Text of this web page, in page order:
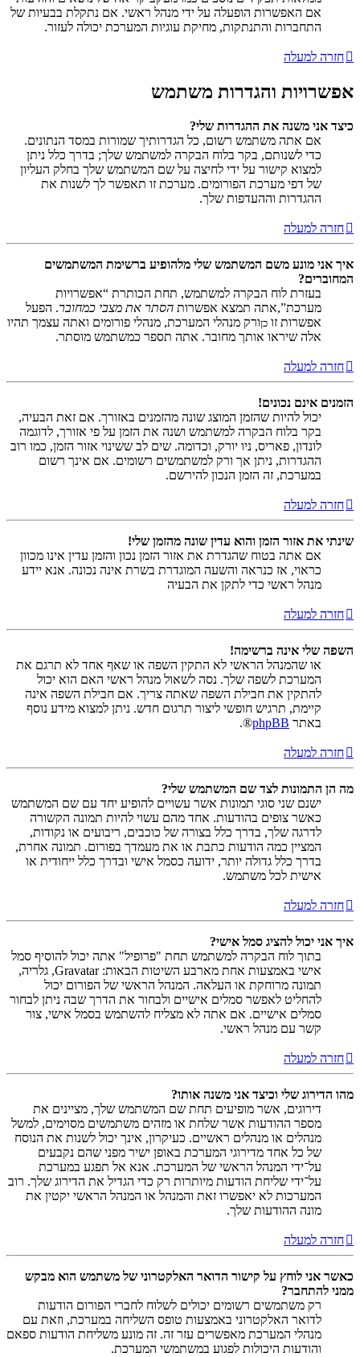
אם האפשרות הופעלה על ידי מנהל ראשי. אם נתקלת בבעיות של
התחברות והתנתקות, מחיקת עוגיות המערכת יכולה לעזור.
חזרה למעלה
אפשרויות והגדרות משתמש
כיצד אני משנה את ההגדרות שלי?
אם אתה משתמש רשום, כל הגדרותיך שמורות במסד הנתונים.
כדי לשנותם, בקר בלוח הבקרה למשתמש שלך; בדרך כלל ניתן
למצוא קישור על ידי לחיצה על שם המשתמש שלך בחלק העליון
של דפי מערכת הפורומים. מערכת זו תאפשר לך לשנות את
ההגדרות וההעדפות שלך.
חזרה למעלה
איך אני מונע משם המשתמש שלי מלהופיע ברשימת המשתמשים
המחוברים?
בעזרת לוח הבקרה למשתמש, תחת הכותרת “אפשרויות
מערכת”,אתה תמצא אפשרות הסתר את מצבי כמחובר. הפעל
אפשרות זו כןורק מנהלי המערכת, מנהלי פורומים ואתה עצמך תהיו
אלה שיראו אותך מחובר. אתה תספר כמשתמש מוסתר.
חזרה למעלה
הזמנים אינם נכונים!
יכול להיות שהזמן המוצג שונה מהזמנים באזורך. אם זאת הבעיה,
בקר בלוח הבקרה למשתמש ושנה את הזמן על פי אזורך, לדוגמה
לונדון, פאריס, ניו יורק, וכדומה. שים לב ששינוי אזור הזמן, כמו רוב
ההגדרות, ניתן אך ורק למשתמשים רשומים. אם אינך רשום
במערכת, זה הזמן הנכון להירשם.
חזרה למעלה
שינתי את אזור הזמן והוא עדין שונה מהזמן שלי!
אם אתה בטוח שהגדרת את אזור הזמן נכון והזמן עדין אינו מכוון
כראוי, אז כנראה והשעה המוגדרת בשרת אינה נכונה. אנא יידע
מנהל ראשי כדי לתקן את הבעיה
חזרה למעלה
השפה שלי אינה ברשימה!
או שהמנהל הראשי לא התקין השפה או שאף אחד לא תרגם את
המערכת לשפה שלך. נסה לשאול מנהל ראשי האם הוא יכול
להתקין את חבילת השפה שאתה צריך. אם חבילת השפה אינה
קיימת, תרגיש חופשי ליצור תרגום חדש. ניתן למצוא מידע נוסף
באתר phpBB
®.
חזרה למעלה
מה הן התמונות לצד שם המשתמש שלי?
ישנם שני סוגי תמונות אשר עשויים להופיע יחד עם שם המשתמש
כאשר צופים בהודעות. אחד מהם עשוי להיות תמונה הקשורה
לדרגה שלך, בדרך כלל בצורה של כוכבים, ריבועים או נקודות,
המציין כמה הודעות כתבת או את מעמדך בפורום. תמונה אחרת,
בדרך כלל גדולה יותר, ידועה כסמל אישי ובדרך כלל ייחודית או
אישית לכל משתמש.
חזרה למעלה
איך אני יכול להציג סמל אישי?
בתוך לוח הבקרה למשתמש תחת "פרופיל" אתה יכול להוסיף סמל
אישי באמצעות אחת מארבע השיטות הבאות: Gravatar, גלריה,
תמונה מרוחקת או העלאה. המנהל הראשי של הפורום יכול
להחליט לאפשר סמלים אישיים ולבחור את הדרך שבה ניתן לבחור
סמלים אישיים. אם אתה לא מצליח להשתמש בסמל אישי, צור
קשר עם מנהל ראשי.
חזרה למעלה
מהו הדירוג שלי וכיצד אני משנה אותו?
דירוגים, אשר מופיעים תחת שם המשתמש שלך, מציינים את
מספר ההודעות אשר שלחת או מזהים משתמשים מסוימים, למשל
מנהלים או מנהלים ראשיים. כעיקרון, אינך יכול לשנות את הנוסח
של כל אחד מדירוגי המערכת באופן ישיר מפני שהם נקבעים
על־ידי המנהל הראשי של המערכת. אנא אל תפגע במערכת
על־ידי שליחת הודעות מיותרות רק כדי הגדיל את הדירוג שלך. רוב
המערכות לא יאפשרו זאת והמנהל או המנהל הראשי יקטין את
מונה ההודעות שלך.
חזרה למעלה
כאשר אני לוחץ על קישור הדואר האלקטרוני של משתמש הוא מבקש
ממני להתחבר?
רק משתמשים רשומים יכולים לשלוח לחברי הפורום הודעות
לדואר האלקטרוני באמצעות טופס השליחה במערכת, וזאת עם
מנהלי המערכת מאפשרים עזר זה. זה מונע משליחת הודעות ספאם
והודעות היכולות לפגוע במשתמשי המערכת.